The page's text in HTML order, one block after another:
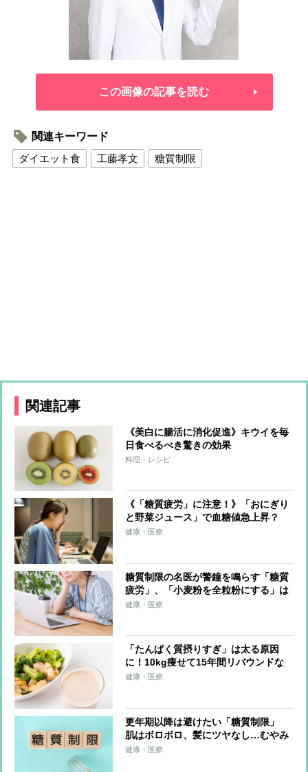
この画像の記事を読む
関連キーワード
ダイエット食
工藤孝文 糖質制限
関連記事
《美白に腸活に消化促進》キウイを毎
日食べるべき驚きの効果
料理・レシピ
《「糖質疲労」に注意！》「おにぎり
と野菜ジュース」で血糖値急上昇？
「低GI食品のそばならOK」は誤解だ
健康・医療
糖質制限の名医が警鐘を鳴らす「糖質
疲労」、「小麦粉を全粒粉にする」は
意味がない？ 注意すべき「低脂肪ヨ
健康・医療
「たんぱく質摂りすぎ」は太る原因
に！10kg痩せて15年間リバウンドな
しの管理栄養士が語る
健康・医療
更年期以降は避けたい「糖質制限」
肌はボロボロ、髪にツヤなし…むやみ
にやると“老け”のもとに
健康・医療